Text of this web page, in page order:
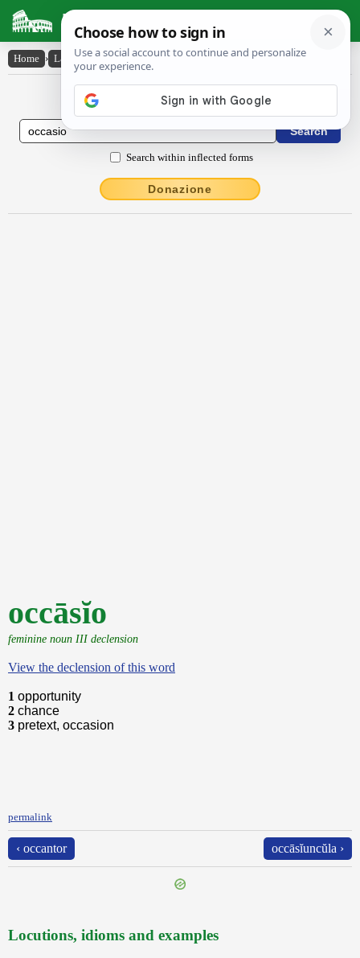
Latin Dictionary
Home › Latin-English › occāsĭo
Latin to English Dictionary
Search within inflected forms
Donazione
occāsĭo
feminine noun III declension
View the declension of this word
1 opportunity
2 chance
3 pretext, occasion
permalink
‹ occantor occāsĭuncŭla ›
Locutions, idioms and examples